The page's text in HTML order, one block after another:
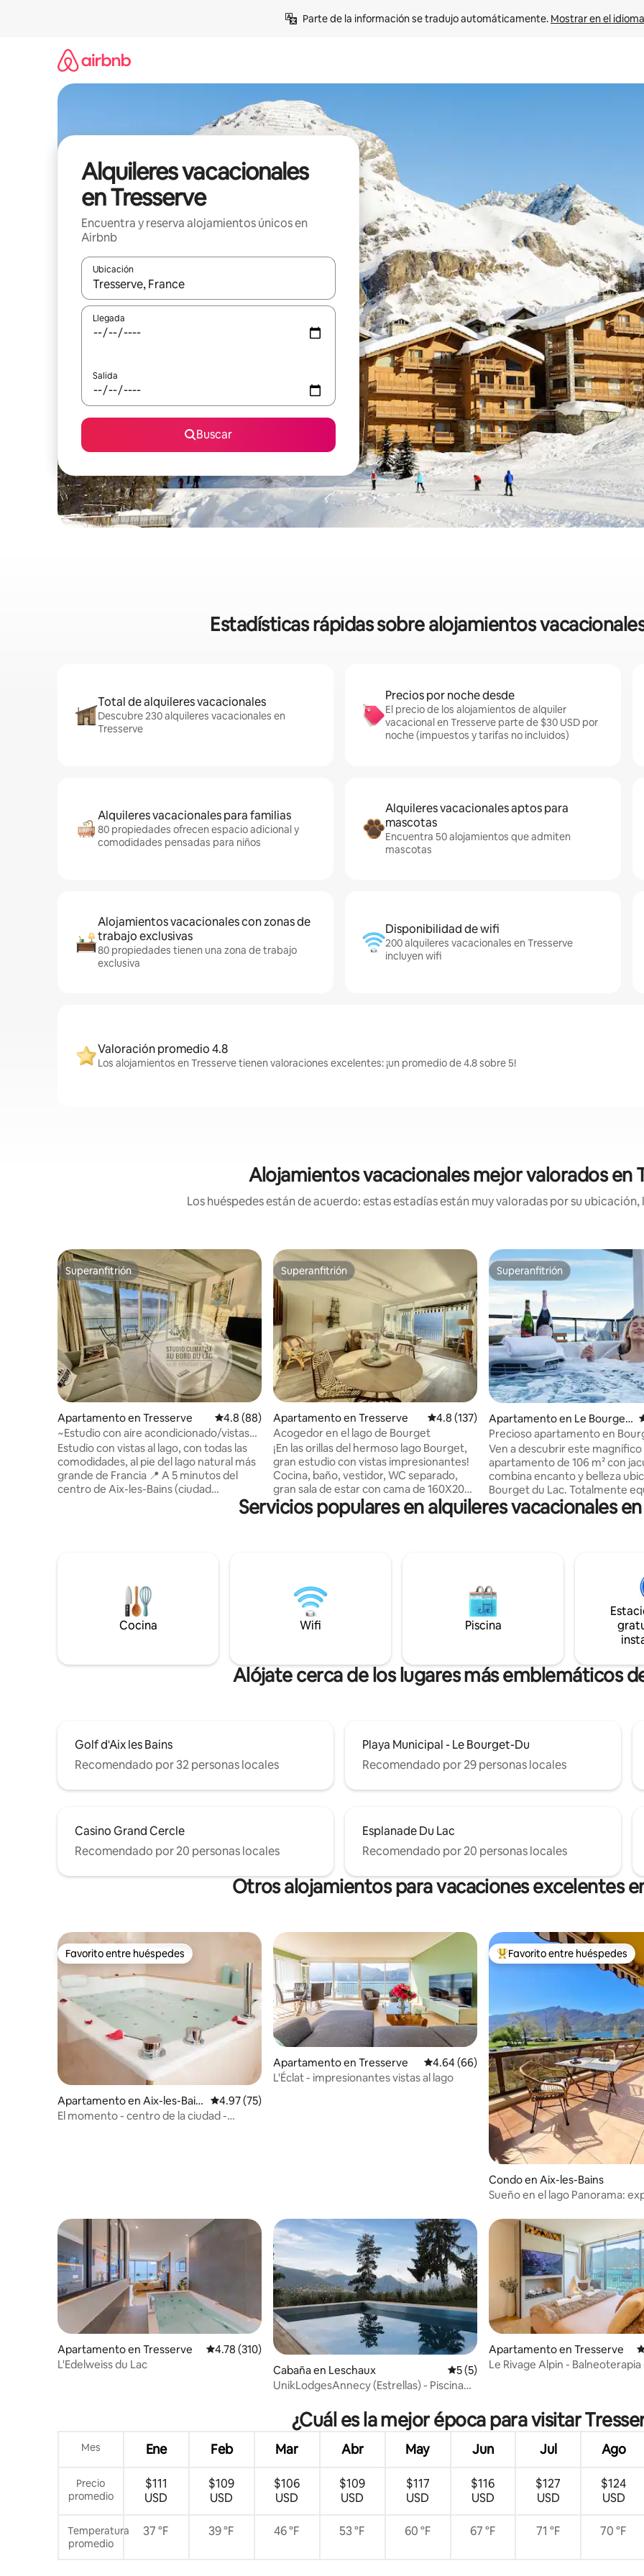
Parte de la información se tradujo automáticamente. Mostrar en el
Alquileres vacacionales
en Tresserve
Encuentra y reserva alojamientos únicos en
Airbnb
Ubicación
Cuando los resultados estén disponibles, navega con las teclas de flecha hacia arriba y hacia abajo o explora con el
Llegada
Salida
Buscar
Estadísticas rápidas sobre alojamientos
Total de alquileres vacacionales
Descubre 230 alquileres vacacionales en
Tresserve
Precios por noche desde
El precio de los alojamientos de alquiler
vacacional en Tresserve parte de $30 USD por
noche (impuestos y tarifas no incluidos)
Alquileres vacacionales para familias
80 propiedades ofrecen espacio adicional y
comodidades pensadas para niños
Alquileres vacacionales aptos para
mascotas
Encuentra 50 alojamientos que admiten
mascotas
Alojamientos vacacionales con zonas de
trabajo exclusivas
80 propiedades tienen una zona de trabajo
exclusiva
Disponibilidad de wifi
200 alquileres vacacionales en Tresserve
incluyen wifi
Valoración promedio 4.8
Los alojamientos en Tresserve tienen valoraciones excelentes: ¡un promedio de 4.8 sobre 5!
Alojamientos vacacionales mejor valorados en
Los huéspedes están de acuerdo: estas estadías están muy valoradas por su
Superanfitrión
Superanfitrión
Apartamento en Tresserve Calificación promedio: 4.8 de 5, 88 reseñas
4.8 (88)
~Estudio con aire acondicionado/vistas
excepcionales al lago~
Estudio con vistas al lago, con todas las
comodidades, al pie del lago natural más
grande de Francia 📍 A 5 minutos del
centro de Aix-les-Bains (ciudad
balneario) 🚗 Aparcamiento gratuito al
lado del edificio Hay ✨ ropa de cama y
baño con bañera e inodoro separado 🧺
de este panorama excepcional y de su
puesta de sol en la montaña con vistas al
Superanfitrión
Superanfitrión
Apartamento en Tresserve Calificación promedio: 4.8 de 5, 137 reseñas
4.8 (137)
Acogedor en el lago de Bourget
¡En las orillas del hermoso lago Bourget,
gran estudio con vistas impresionantes!
Cocina, baño, vestidor, WC separado,
gran sala de estar con cama de 160X200,
mesa de comedor y, por último, una
bonita galería en la que podrá disfrutar
lago. A 5 minutos a pie de la playa de
Rowing. A 5 minutos en auto del centro
de la ciudad. Restaurantes a 2 pasos.
Superanfitrión
Superanfitrión
Apartamento en Le Bourget
-du-Lac
Precioso apartamento en
con jacuzzi
Ven a descubrir este magnífico
apartamento de 106 m² con
combina encanto y belleza
Bourget du Lac. Totalmente
encontrarás todas las
necesarias para 6 personas. Tres
televisor. Garaje doble y wifi a
disposición. Se proporcionarán
toallas. Para obtener más
no dudes en leer la
que aparece a continuación. :)
Servicios populares en alquileres vacacionales
Cocina Wifi Piscina
Alójate cerca de los lugares más emblemáticos
Golf d'Aix les Bains
Recomendado por 32 personas locales
Playa Municipal - Le Bourget-Du
Recomendado por 29 personas locales
Casino Grand Cercle
Recomendado por 20 personas locales
Esplanade Du Lac
Recomendado por 20 personas locales
Otros alojamientos para vacaciones excelentes
Favorito entre huéspedes
Favorito entre huéspedes
Apartamento en Aix-les-Bain
s
Calificación promedio: 4.97 de 5, 75 reseñas
4.97 (75)
El momento - centro de la ciudad -
Apartamento en Tresserve Calificación promedio: 4.64 de 5, 66 reseñas
4.64 (66)
L'Éclat - impresionantes vistas al lago
Favorito entre huéspedes
Favorito entre huéspedes
Condo en Aix-les-Bains
Sueño en el lago Panorama:
Apartamento en Tresserve Calificación promedio: 4.78 de 5, 310 reseñas
4.78 (310)
L'Edelweiss du Lac
Cabaña en Leschaux Calificación promedio: 5 de 5, 5 reseñas
5 (5)
UnikLodgesAnnecy (Estrellas) - Piscina
Apartamento en Tresserve
Le Rivage Alpin - Balneoterapia
¿Cuál es la mejor época para visitar
Mes Ene Feb Mar Abr May Jun Jul Ago
Precio
promedio
$111
USD
$109
USD
$106
USD
$109
USD
$117
USD
$116
USD
$127
USD
$124
USD
Temperatura
promedio
37 °F 39 °F 46 °F 53 °F 60 °F 67 °F 71 °F 70 °F